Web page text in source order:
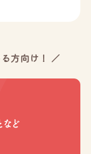
方向け！ ／